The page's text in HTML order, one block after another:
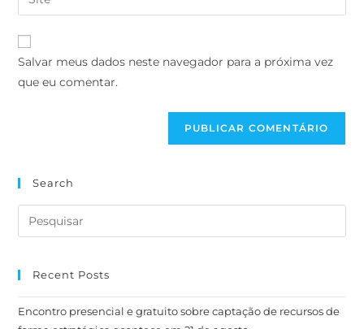
Salvar meus dados neste navegador para a próxima vez
que eu comentar.
Search
Recent Posts
Encontro presencial e gratuito sobre captação de recursos de